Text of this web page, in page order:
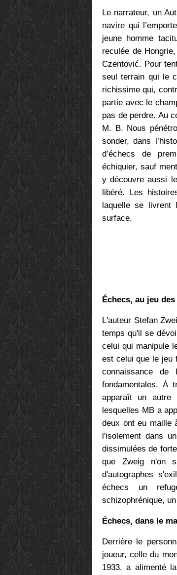
Le narrateur, un
navire qui
jeune homme
reculée de
Czentović. Pour
seul terrain qui le
richissime qui,
partie avec le
pas de perdre. Au
M. B. Nous
sonder, dans
d’échecs de
échiquier, sauf
y découvre aussi
libéré. Les
laquelle se
surface.
Échecs, au jeu
L'auteur Stefan
temps qu'il se
celui qui manipule
est celui que le jeu
connaissance de
fondamentales. À
apparaît un autre
lesquelles MB a
deux ont eu maille
l'isolement dans
dissimulées de
que Zweig n'on
d'autographes
échecs un
schizophrénique,
Échecs, dans le
Derrière le
joueur, celle du
1933, a alimenté